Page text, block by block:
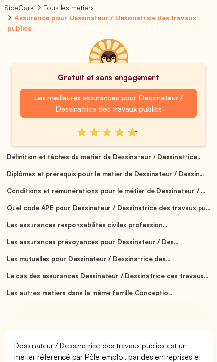
SideCare
Tous les métiers
Assurance pour Dessinateur / Dessinatrice des travaux
publics
Gratuit et sans engagement
Les meilleures assurances pour Dessinateur /
Dessinatrice des travaux publics
Définition et tâches du métier de Dessinateur / Dessinatrice...
Diplômes et prérequis pour le métier de Dessinateur / Dessin...
Conditions et rémunérations pour le métier de Dessinateur / ...
Quel code APE pour Dessinateur / Dessinatrice des travaux pu...
Les assurances responsabilités civiles profession...
Les assurances prévoyances pour Dessinateur / Des...
Les mutuelles pour Dessinateur / Dessinatrice des...
Le cas des assurances Dessinateur / Dessinatrice des travaux...
Les autres métiers dans la même famille Conceptio...
Dessinateur / Dessinatrice des travaux publics est un
métier référencé par Pôle emploi, par des entreprises et